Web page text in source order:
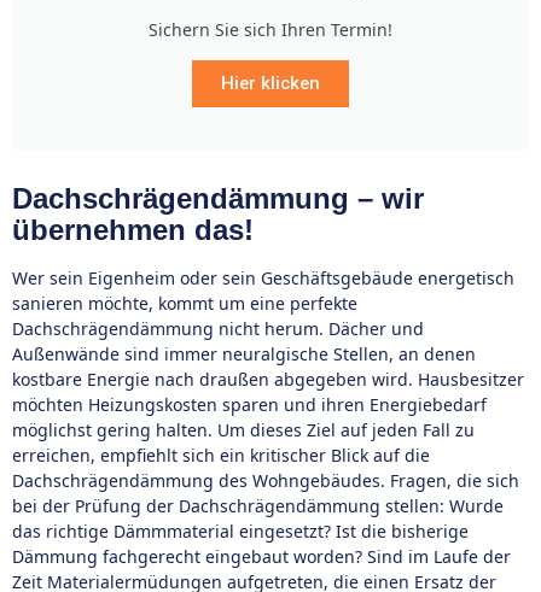
Sichern Sie sich Ihren Termin!
Hier klicken
Dachschrägendämmung – wir
übernehmen das!
Wer sein Eigenheim oder sein Geschäftsgebäude energetisch
sanieren möchte, kommt um eine perfekte
Dachschrägendämmung nicht herum. Dächer und
Außenwände sind immer neuralgische Stellen, an denen
kostbare Energie nach draußen abgegeben wird. Hausbesitzer
möchten Heizungskosten sparen und ihren Energiebedarf
möglichst gering halten. Um dieses Ziel auf jeden Fall zu
erreichen, empfiehlt sich ein kritischer Blick auf die
Dachschrägendämmung des Wohngebäudes. Fragen, die sich
bei der Prüfung der Dachschrägendämmung stellen: Wurde
das richtige Dämmmaterial eingesetzt? Ist die bisherige
Dämmung fachgerecht eingebaut worden? Sind im Laufe der
Zeit Materialermüdungen aufgetreten, die einen Ersatz der